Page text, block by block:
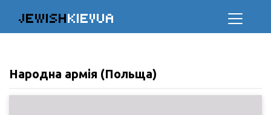
JEWISHKIEVUA
Народна армія (Польща)